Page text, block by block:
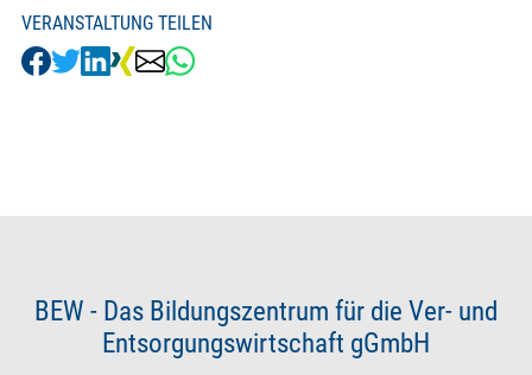
VERANSTALTUNG TEILEN
BEW - Das Bildungszentrum für die Ver- und
Entsorgungswirtschaft gGmbH